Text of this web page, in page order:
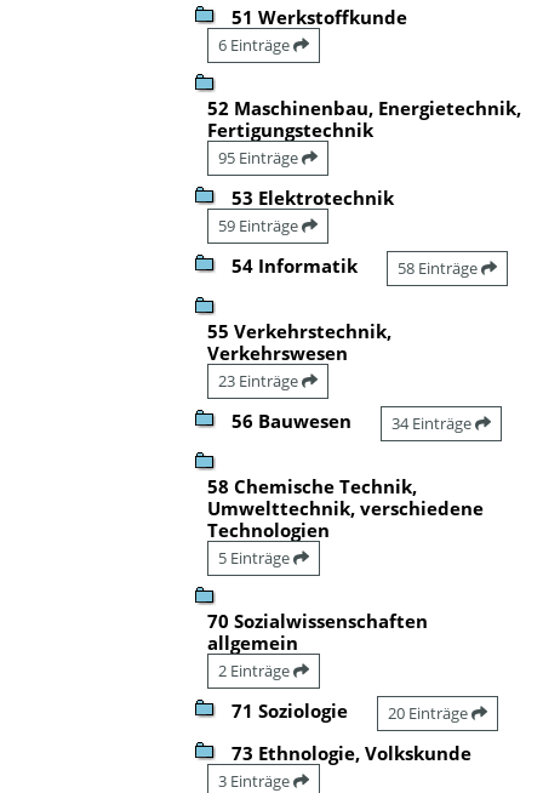
51 Werkstoffkunde
6 Einträge
52 Maschinenbau, Energietechnik,
Fertigungstechnik
95 Einträge
53 Elektrotechnik
59 Einträge
54 Informatik 58 Einträge
55 Verkehrstechnik,
Verkehrswesen
23 Einträge
56 Bauwesen 34 Einträge
58 Chemische Technik,
Umwelttechnik, verschiedene
Technologien
5 Einträge
70 Sozialwissenschaften
allgemein
2 Einträge
71 Soziologie 20 Einträge
73 Ethnologie, Volkskunde
3 Einträge